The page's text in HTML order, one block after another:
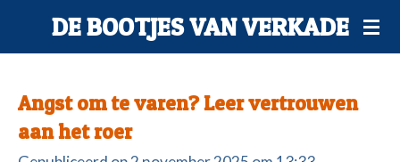
direct
de
hoofdinhoud
DE BOOTJES VAN VERKADE
Angst om te varen? Leer vertrouwen
aan het roer